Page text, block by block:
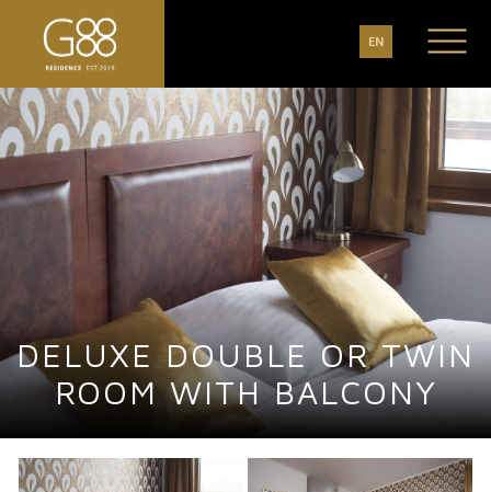
EN
DELUXE DOUBLE OR TWIN
ROOM WITH BALCONY